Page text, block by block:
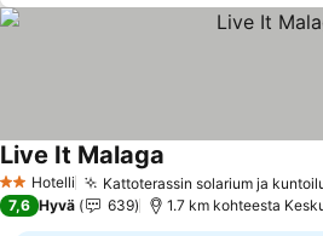
2 Tähtiluokitus
Hotelli Kattoterassin solarium ja
Live It Malaga
7,6 Hyvä 639 1.7 km kohteesta